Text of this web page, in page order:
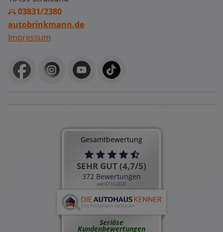
03831/2380
autobrinkmann.de
Impressum
Gesamtbewertung
SEHR GUT (4,7/5)
372 Bewertungen
seit 07.10.2020
Seriöse
Kundenbewertungen